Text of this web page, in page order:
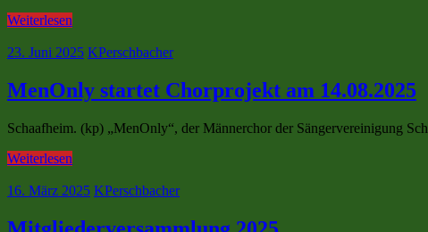
Weiterlesen
23. Juni 2025 KPerschbacher
MenOnly startet Chorprojekt am 14.08.2025
Schaafheim. (kp) „MenOnly“, der Männerchor der Sängervereinigung
Weiterlesen
16. März 2025 KPerschbacher